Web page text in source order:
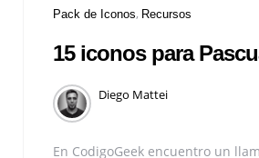
Pack de Iconos Recursos
15 iconos para
Diego Mattei
En CodigoGeek encuentro un